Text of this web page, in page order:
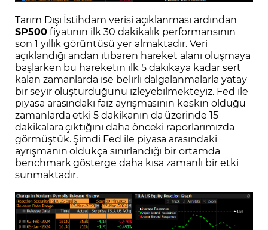
Tarım Dışı İstihdam verisi açıklanması ardından
SP500fiyatının ilk 30 dakikalık performansının
son 1 yıllık görüntüsü yer almaktadır. Veri
açıklandığı andan itibaren hareket alanı oluşmaya
başlarken bu hareketin ilk 5 dakikaya kadar sert
kalan zamanlarda ise belirli dalgalanmalarla yatay
bir seyir oluşturduğunu izleyebilmekteyiz. Fed ile
piyasa arasındaki faiz ayrışmasının keskin olduğu
zamanlarda etki 5 dakikanın da üzerinde 15
dakikalara çıktığını daha önceki raporlarımızda
görmüştük. Şimdi Fed ile piyasa arasındaki
ayrışmanın oldukça sınırlandığı bir ortamda
benchmark gösterge daha kısa zamanlı bir etki
sunmaktadır.